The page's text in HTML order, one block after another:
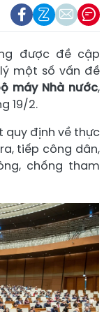
được đề cập
một số vấn đề
máy Nhà nước,
19/2.
quy định về thực
tiếp công dân,
chống tham